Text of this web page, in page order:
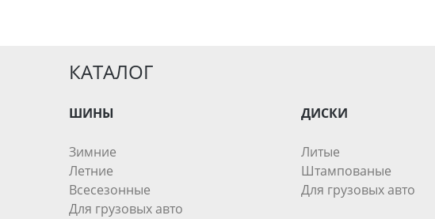
КАТАЛОГ
ШИНЫ
Зимние
Летние
Всесезонные
Для грузовых авто
ДИСКИ
Литые
Штампованые
Для грузовых авто